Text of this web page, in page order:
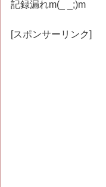
記録漏れm(_ _;)m
[スポンサーリンク]